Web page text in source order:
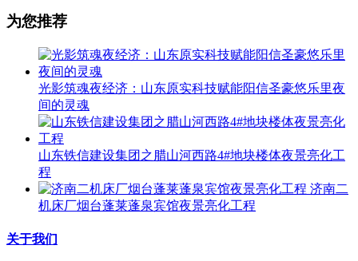
为您推荐
光影筑魂夜经济：山东原实科技赋能阳信圣豪悠乐里夜
间的灵魂
山东铁信建设集团之腊山河西路4#地块楼体夜景亮化工
程
济南二
机床厂烟台蓬莱蓬泉宾馆夜景亮化工程
关于我们